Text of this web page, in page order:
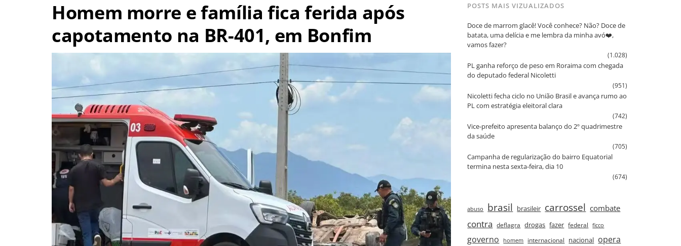
Homem morre e família fica ferida após
capotamento na BR-401, em Bonfim
POSTS MAIS VIZUALIZADOS
Doce de marrom glacê! Você conhece? Não? Doce de
batata, uma delícia e me lembra da minha avó❤️,
vamos fazer?
(1.028)
PL ganha reforço de peso em Roraima com chegada
do deputado federal Nicoletti
(951)
Nicoletti fecha ciclo no União Brasil e avança rumo ao
PL com estratégia eleitoral clara
(742)
Vice‑prefeito apresenta balanço do 2º quadrimestre
da saúde
(705)
Campanha de regularização do bairro Equatorial
termina nesta sexta‑feira, dia 10
(674)
abuso brasil brasileir carrossel combate
contra deflagra drogas fazer federal ficco
governo homem internacional nacional opera